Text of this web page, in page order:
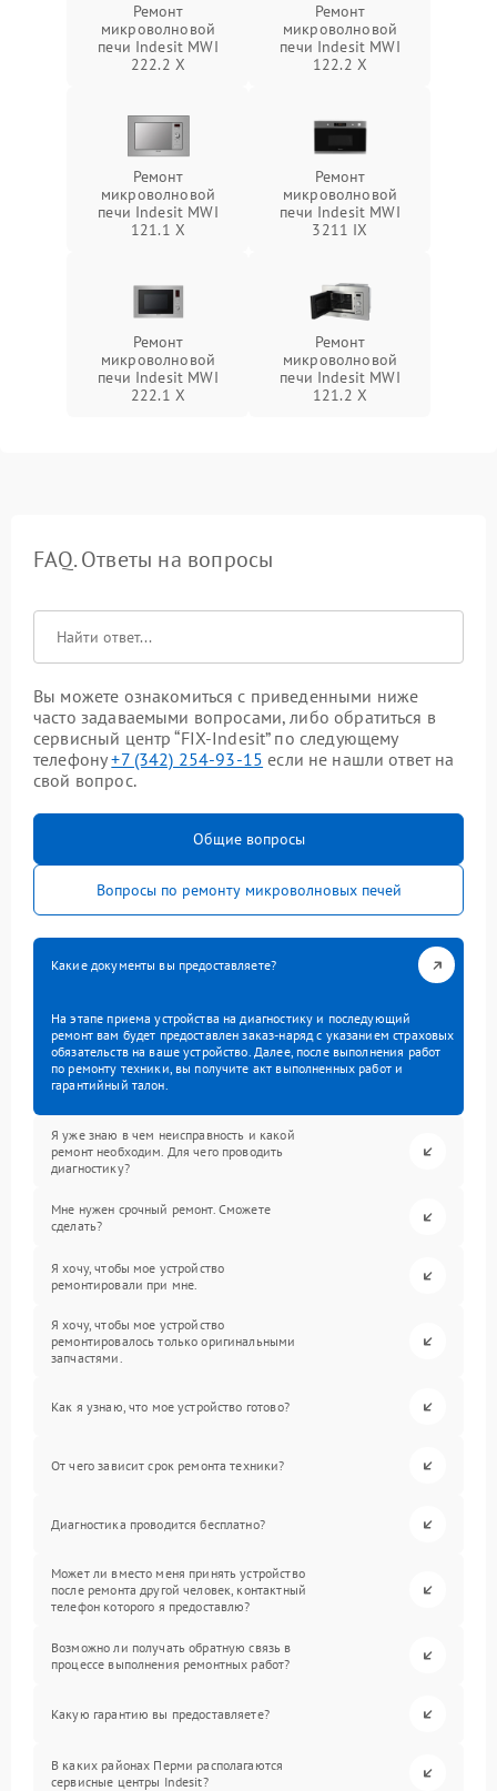
Ремонт
микроволновой
печи Indesit MWI
222.2 X
Ремонт
микроволновой
печи Indesit MWI
122.2 X
Ремонт
микроволновой
печи Indesit MWI
121.1 X
Ремонт
микроволновой
печи Indesit MWI
3211 IX
Ремонт
микроволновой
печи Indesit MWI
222.1 X
Ремонт
микроволновой
печи Indesit MWI
121.2 X
FAQ. Ответы на вопросы
Вы можете ознакомиться с приведенными ниже
часто задаваемыми вопросами, либо обратиться в
сервисный центр “FIX-Indesit” по следующему
телефону+7 (342) 254-93-15 если не нашли ответ на
свой вопрос.
Общие вопросы
Вопросы по ремонту микроволновых печей
Какие документы вы предоставляете?
На этапе приема устройства на диагностику и последующий
ремонт вам будет предоставлен заказ-наряд с указанием страховых
обязательств на ваше устройство. Далее, после выполнения работ
по ремонту техники, вы получите акт выполненных работ и
гарантийный талон.
Я уже знаю в чем неисправность и какой
ремонт необходим. Для чего проводить
диагностику?
Мне нужен срочный ремонт. Сможете
сделать?
Я хочу, чтобы мое устройство
ремонтировали при мне.
Я хочу, чтобы мое устройство
ремонтировалось только оригинальными
запчастями.
Как я узнаю, что мое устройство готово?
От чего зависит срок ремонта техники?
Диагностика проводится бесплатно?
Может ли вместо меня принять устройство
после ремонта другой человек, контактный
телефон которого я предоставлю?
Возможно ли получать обратную связь в
процессе выполнения ремонтных работ?
Какую гарантию вы предоставляете?
В каких районах Перми располагаются
сервисные центры Indesit?